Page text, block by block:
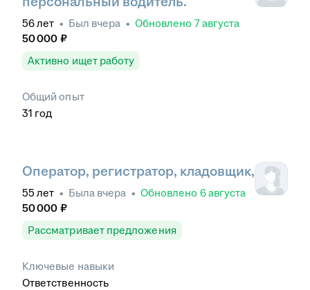
56лет • Был вчера • Обновлено 7 августа
50 000 ₽
Активно ищет работу
Общий опыт
31 год
Оператор, регистратор, кладовщик,
55 лет • Была вчера • Обновлено 6 августа
50 000 ₽
Рассматривает предложения
Ключевые навыки
Ответственность